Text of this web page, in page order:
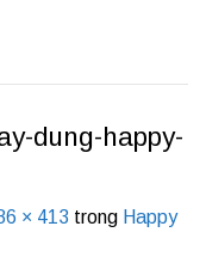
dung-happy-
× 413 trong Happy